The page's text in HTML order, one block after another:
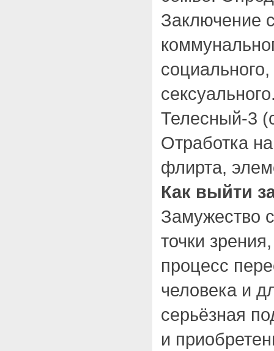
Заключение
Телесный-3
Отработка
флирта,
Как выйти
Замужество
точки
процесс
человека и
серьёзная
и